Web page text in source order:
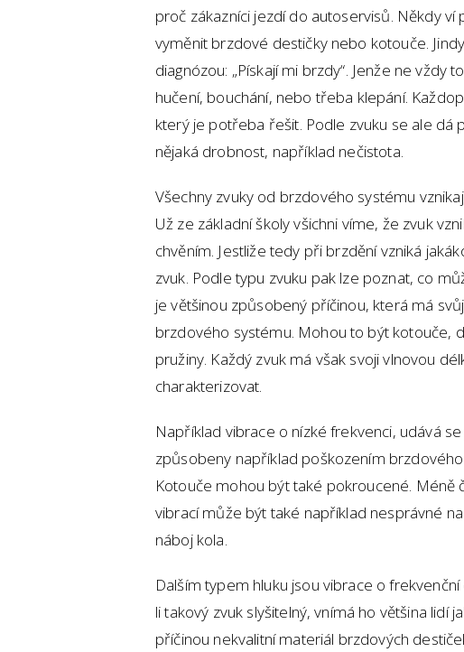
proč zákazníci jezdí do autoservisů. Někdy ví
vyměnit brzdové destičky nebo kotouče.
diagnózou: „Pískají mi brzdy“. Jenže ne vždy
hučení, bouchání, nebo třeba klepání.
který je potřeba řešit. Podle zvuku se ale dá
nějaká drobnost, například nečistota.
Všechny zvuky od brzdového systému
Už ze základní školy všichni víme, že zvuk
chvěním. Jestliže tedy při brzdění vzniká
zvuk. Podle typu zvuku pak lze poznat, co
je většinou způsobený příčinou, která má
brzdového systému. Mohou to být kotouče,
pružiny. Každý zvuk má však svoji vlnovou
charakterizovat.
Například vibrace o nízké frekvenci, udává
způsobeny například poškozením
Kotouče mohou být také pokroucené. Méně
vibrací může být také například nesprávné
náboj kola.
Dalším typem hluku jsou vibrace o
li takový zvuk slyšitelný, vnímá ho většina lidí
příčinou nekvalitní materiál brzdových